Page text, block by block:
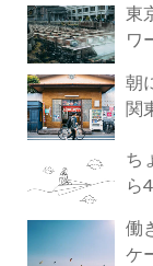
東
ワ
朝
関
ち
ら
働
ケ